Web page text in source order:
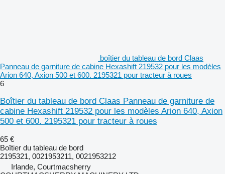
boîtier du tableau de bord Claas
Panneau de garniture de cabine Hexashift 219532 pour les modèles
Arion 640, Axion 500 et 600. 2195321 pour tracteur à roues
6
Boîtier du tableau de bord Claas Panneau de garniture de
cabine Hexashift 219532 pour les modèles Arion 640, Axion
500 et 600. 2195321 pour tracteur à roues
65 €
Boîtier du tableau de bord
2195321, 0021953211, 0021953212
Irlande, Courtmacsherry